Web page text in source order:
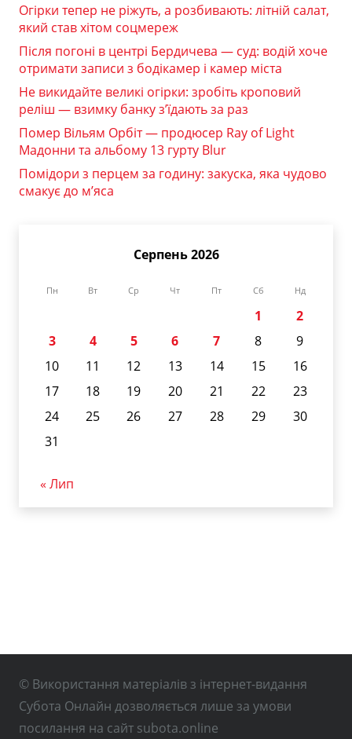
Огірки тепер не ріжуть, а розбивають: літній салат,
який став хітом соцмереж
Після погоні в центрі Бердичева — суд: водій хоче
отримати записи з бодікамер і камер міста
Не викидайте великі огірки: зробіть кроповий
реліш — взимку банку з’їдають за раз
Помер Вільям Орбіт — продюсер Ray of Light
Мадонни та альбому 13 гурту Blur
Помідори з перцем за годину: закуска, яка чудово
смакує до м’яса
Серпень 2026
Пн Вт Ср Чт Пт Сб Нд
1
2
3
4 5 6 7 8
9
10
11 12 13 14 15
16
17
18 19 20 21 22
23
24
25 26 27 28 29
30
31
« Лип
© Використання матеріалів з інтернет-видання
Субота Онлайн дозволяється лише за умови
посилання на сайт subota.online